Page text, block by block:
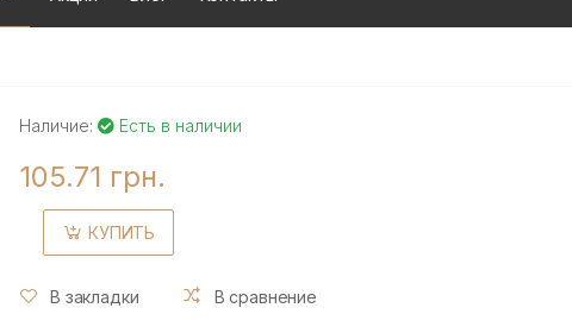
Наличие: Есть в наличии
105.71 грн.
КУПИТЬ
В закладки В сравнение